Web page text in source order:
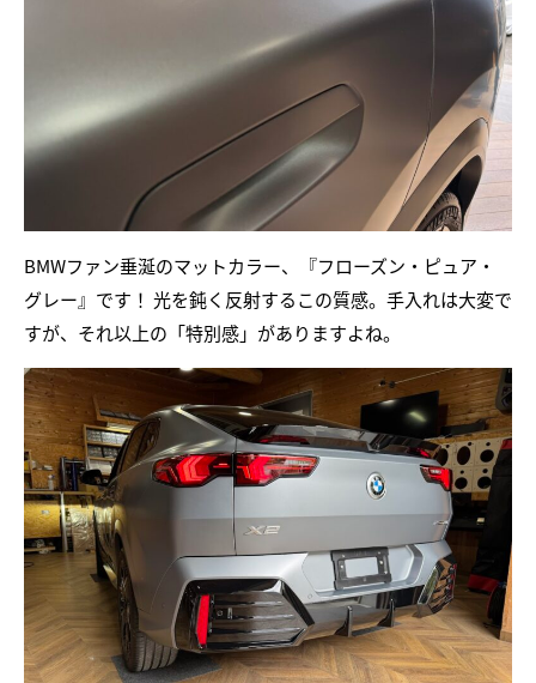
BMWファン垂涎のマットカラー、『フローズン・ピュア・
グレー』です！ 光を鈍く反射するこの質感。手入れは大変で
すが、それ以上の「特別感」がありますよね。